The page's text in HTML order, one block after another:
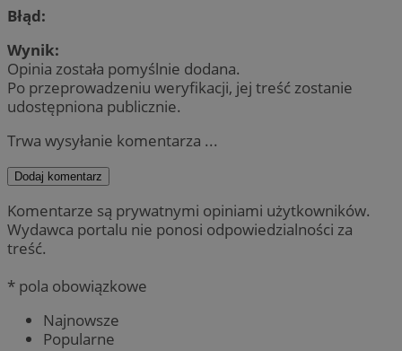
Błąd:
Wynik:
Opinia została pomyślnie dodana.
Po przeprowadzeniu weryfikacji, jej treść zostanie
udostępniona publicznie.
Trwa wysyłanie komentarza ...
Dodaj komentarz
Komentarze są prywatnymi opiniami użytkowników.
Wydawca portalu nie ponosi odpowiedzialności za
treść.
* pola obowiązkowe
Najnowsze
Popularne